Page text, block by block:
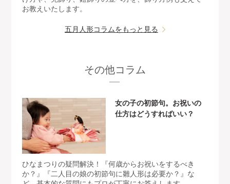
お教えいたします。
五月人形コラムをもっと見る
その他コラム
女の子の初節句。お祝いの
仕方はどうすればいい？
ひなまつりの疑問解決！『何歳からお祝いをするべき
か？』『二人目の娘の初節句に雛人形は必要か？』な